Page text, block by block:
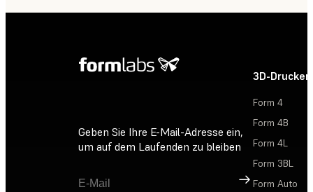
Geben Sie Ihre E-Mail-Adresse ein,
um auf dem Laufenden zu bleiben
Registrieren
3D-Drucker
Form 4
Form 4B
Form 4L
Form 3BL
Form Auto